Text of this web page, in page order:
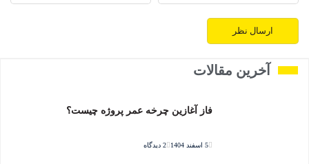
آخرین مقالات
فاز آغازین چرخه عمر پروژه چیست؟
5 اسفند 1404 2 دیدگاه